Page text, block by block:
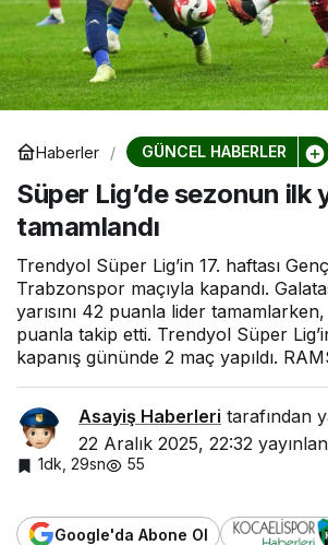
Haberler GÜNCEL HABERLER
Süper Lig’de sezonun ilk
tamamlandı
Trendyol Süper Lig’in 17. haftası
Trabzonspor maçıyla kapandı.
yarısını 42 puanla lider
puanla takip etti. Trendyol Süper
kapanış gününde 2 maç yapıldı.
Asayiş Haberleri tarafından
22 Aralık 2025, 22:32
1dk, 29sn 55
Google'da Abone Ol